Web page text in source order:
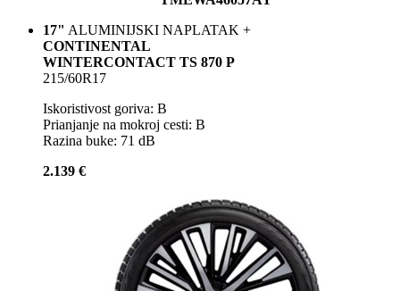
17" ALUMINIJSKI NAPLATAK +
CONTINENTAL
WINTERCONTACT TS 870 P
215/60R17
Iskoristivost goriva: B
Prianjanje na mokroj cesti: B
Razina buke: 71 dB
2.139 €